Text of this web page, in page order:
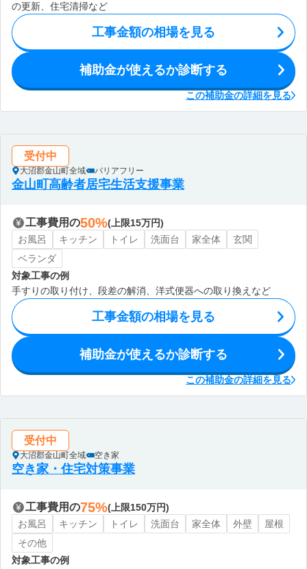
の更新、住宅清掃など
工事金額の相場を見る
補助金が使えるか診断する
この補助金の詳細を見る
受付中
大沼郡金山町全域 バリアフリー
金山町高齢者居宅生活支援事業
工事費用の50%(上限15万円)
お風呂
キッチン トイレ 洗面台 家全体
玄関
ベランダ
対象工事の例
手すりの取り付け、段差の解消、洋式便器への取り換えなど
工事金額の相場を見る
補助金が使えるか診断する
この補助金の詳細を見る
受付中
大沼郡金山町全域 空き家
空き家・住宅対策事業
工事費用の75%(上限150万円)
お風呂
キッチン トイレ 洗面台 家全体 外壁
屋根
その他
対象工事の例